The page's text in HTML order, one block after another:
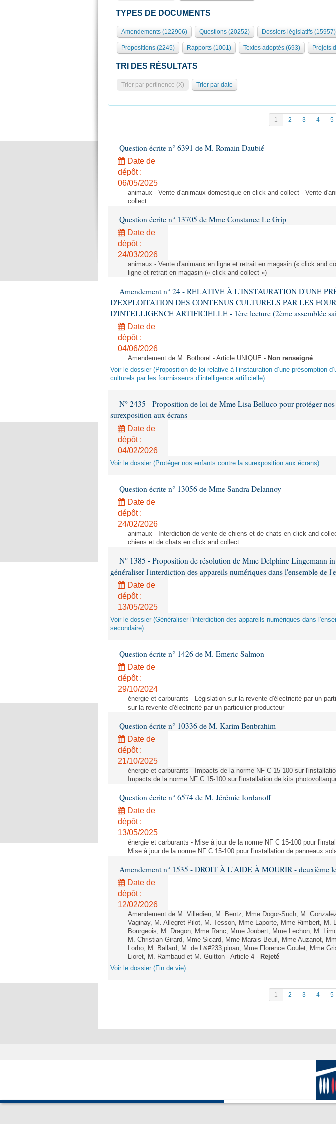
TYPES DE DOCUMENTS
Amendements (122906) Questions (20252) Dossiers législatifs (15957)
Propositions (2245) Rapports (1001) Textes adoptés (693) Projets
TRI DES RÉSULTATS
Trier par pertinence (X) Trier par date
1 2 3 4 5
Question écrite n° 6391 de M. Romain Daubié
Date de
dépôt :
06/05/2025
animaux - Vente d'animaux domestique en click and collect - Vente
collect
Question écrite n° 13705 de Mme Constance Le Grip
Date de
dépôt :
24/03/2026
animaux - Vente d'animaux en ligne et retrait en magasin (« click and
ligne et retrait en magasin (« click and collect »)
Amendement n° 24 - RELATIVE À L'INSTAURATION D'UNE
D'EXPLOITATION DES CONTENUS CULTURELS PAR LES
D'INTELLIGENCE ARTIFICIELLE - 1ère lecture (2ème assemblée
Date de
dépôt :
04/06/2026
Amendement de M. Bothorel - Article UNIQUE - Non renseigné
Voir le dossier (Proposition de loi relative à l’instauration d’une présomption
culturels par les fournisseurs d’intelligence artificielle)
N° 2435 - Proposition de loi de Mme Lisa Belluco pour protéger
surexposition aux écrans
Date de
dépôt :
04/02/2026
Voir le dossier (Protéger nos enfants contre la surexposition aux écrans)
Question écrite n° 13056 de Mme Sandra Delannoy
Date de
dépôt :
24/02/2026
animaux - Interdiction de vente de chiens et de chats en click and
chiens et de chats en click and collect
N° 1385 - Proposition de résolution de Mme Delphine Lingemann
généraliser l'interdiction des appareils numériques dans l'ensemble de
Date de
dépôt :
13/05/2025
Voir le dossier (Généraliser l'interdiction des appareils numériques dans
secondaire)
Question écrite n° 1426 de M. Emeric Salmon
Date de
dépôt :
29/10/2024
énergie et carburants - Législation sur la revente d'électricité par un
sur la revente d'électricité par un particulier producteur
Question écrite n° 10336 de M. Karim Benbrahim
Date de
dépôt :
21/10/2025
énergie et carburants - Impacts de la norme NF C 15-100 sur
Impacts de la norme NF C 15-100 sur l'installation de kits
Question écrite n° 6574 de M. Jérémie Iordanoff
Date de
dépôt :
13/05/2025
énergie et carburants - Mise à jour de la norme NF C 15-100 pour
Mise à jour de la norme NF C 15-100 pour l'installation de panneaux
Amendement n° 1535 - DROIT À L'AIDE À MOURIR - deuxième
Date de
dépôt :
12/02/2026
Amendement de M. Villedieu, M. Bentz, Mme Dogor-Such, M.
Vaginay, M. Allegret-Pilot, M. Tesson, Mme Laporte, Mme Rimbert, M.
Bourgeois, M. Dragon, Mme Ranc, Mme Joubert, Mme Lechon, M.
M. Christian Girard, Mme Sicard, Mme Marais-Beuil, Mme Auzanot,
Lorho, M. Ballard, M. de L&#233;pinau, Mme Florence Goulet, Mme
Lioret, M. Rambaud et M. Guitton - Article 4 - Rejeté
Voir le dossier (Fin de vie)
1 2 3 4 5